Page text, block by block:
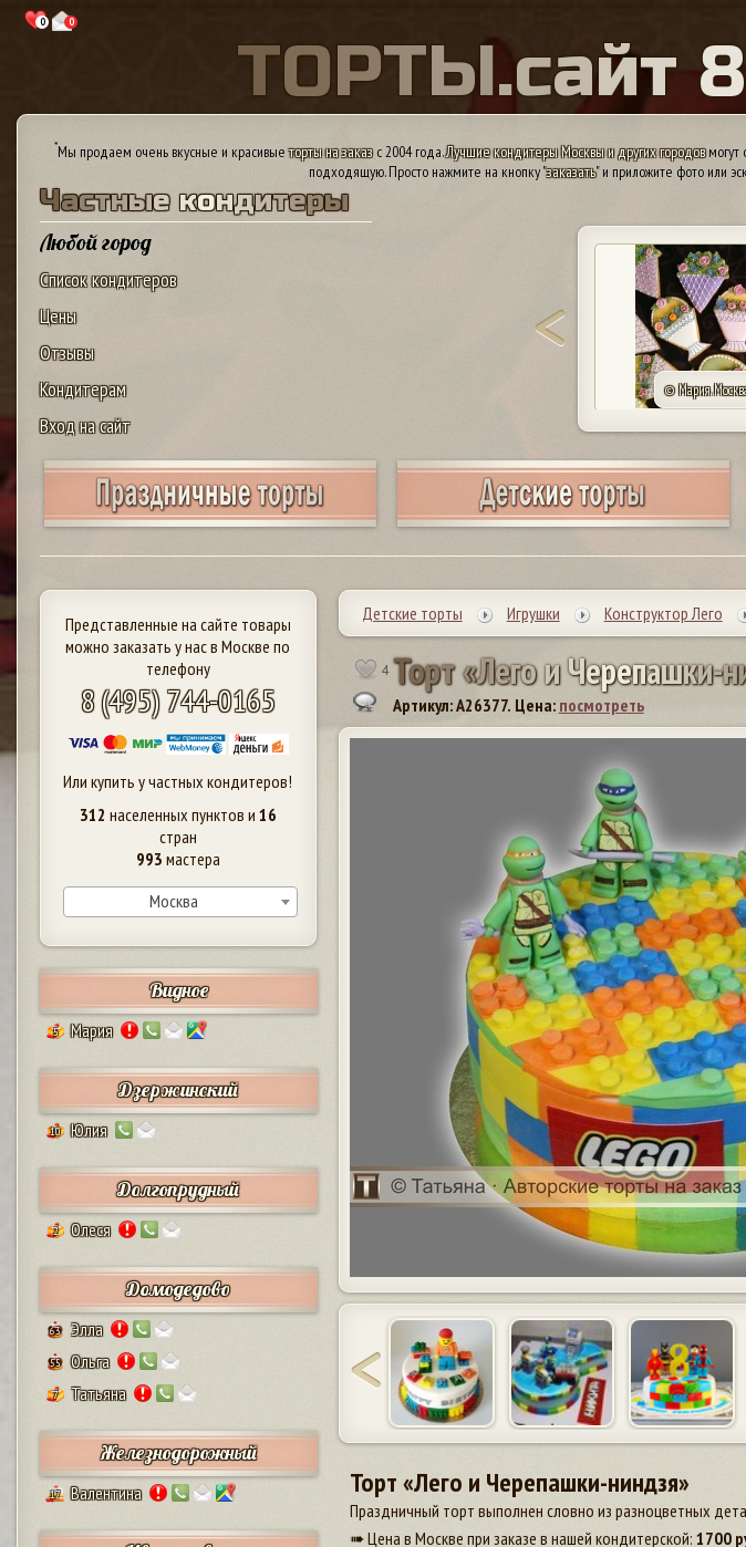
0 0
ТОРТЫ.сайт 8
*Мы продаем очень вкусные и красивыеторты на заказс 2004 года.Лучшие кондитеры Москвы и других городовмогут
подходящую. Просто нажмите на кнопку "заказать" и приложите фото или
Частные кондитеры
Любой город
Список кондитеров
Цены
Отзывы
Кондитерам
Вход на сайт
© Мария.
Представленные на сайте товары
можно заказать у нас в Москве по
телефону
8 (495) 744-0165
Или купить у частных кондитеров!
312 населенных пунктов и 16
стран
993 мастера
Москва
Видное
5 Мария
Дзержинский
10 Юлия
Долгопрудный
2 Олеся
Домодедово
63 Элла
55 Ольга
7 Татьяна
Железнодорожный
17 Валентина
Детские торты Игрушки Конструктор Лего
4Торт«ЛегоиЧерепашки-н
Артикул: A26377. Цена: посмотреть
Торт «Лего и Черепашки-ниндзя»
Праздничный торт выполнен словно из разноцветных
➠ Цена в Москве при заказе в нашей кондитерской: 1700